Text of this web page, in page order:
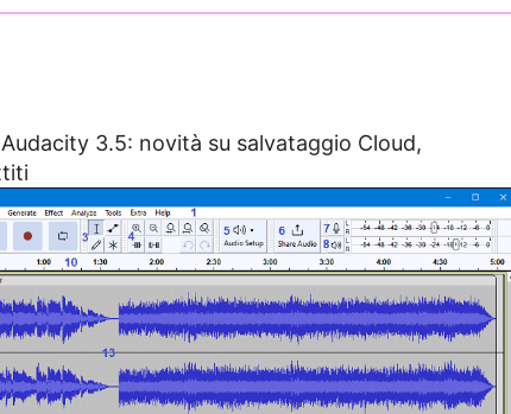
Audacity 3.5: novità su salvataggio Cloud,